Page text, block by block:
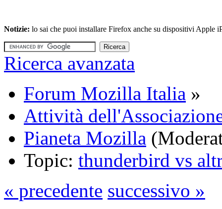
Notizie: lo sai che puoi installare Firefox anche su dispositivi Apple
Ricerca avanzata
Forum Mozilla Italia »
Attività
Pianeta Mozilla
Topic: thunderbird vs
« precedente successivo »